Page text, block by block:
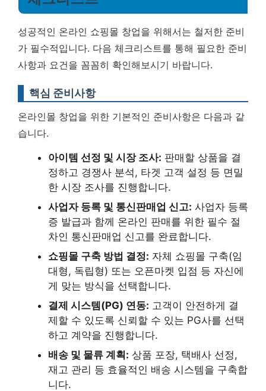
성공적인 온라인 쇼핑몰 창업을 위해서는 철저한 준비
가 필수적입니다. 다음 체크리스트를 통해 필요한 준비
사항과 요건을 꼼꼼히 확인해보시기 바랍니다.
핵심 준비사항
온라인몰 창업을 위한 기본적인 준비사항은 다음과 같
습니다.
아이템 선정 및 시장 조사: 판매할 상품을 결
정하고 경쟁사 분석, 타겟 고객 설정 등 면밀
한 시장 조사를 진행합니다.
사업자 등록 및 통신판매업 신고: 사업자 등록
증 발급과 함께 온라인 판매를 위한 필수 절
차인 통신판매업 신고를 완료합니다.
쇼핑몰 구축 방법 결정: 자체 쇼핑몰 구축(임
대형, 독립형) 또는 오픈마켓 입점 등 자신에
게 맞는 방식을 선택합니다.
결제 시스템(PG) 연동: 고객이 안전하게 결
제할 수 있도록 신뢰할 수 있는 PG사를 선택
하고 계약을 진행합니다.
배송 및 물류 계획: 상품 포장, 택배사 선정,
재고 관리 등 효율적인 배송 시스템을 구축합
니다.